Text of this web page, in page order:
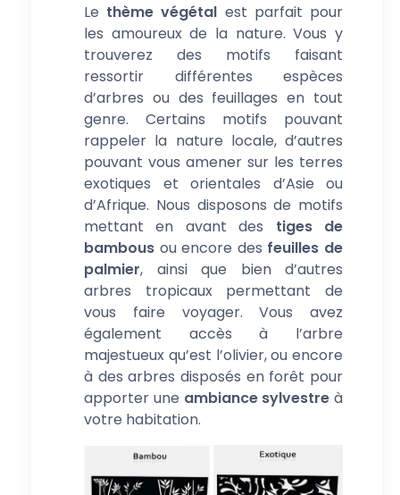
Le thème végétal est parfait pour
les amoureux de la nature. Vous y
trouverez des motifs faisant
ressortir différentes espèces
d’arbres ou des feuillages en tout
genre. Certains motifs pouvant
rappeler la nature locale, d’autres
pouvant vous amener sur les terres
exotiques et orientales d’Asie ou
d’Afrique. Nous disposons de motifs
mettant en avant des tiges de
bambous ou encore des feuilles de
palmier, ainsi que bien d’autres
arbres tropicaux permettant de
vous faire voyager. Vous avez
également accès à l’arbre
majestueux qu’est l’olivier, ou encore
à des arbres disposés en forêt pour
apporter une ambiance sylvestre à
votre habitation.